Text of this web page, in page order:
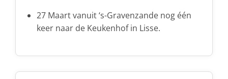
27 Maart vanuit ‘s-Gravenzande nog één
keer naar de Keukenhof in Lisse.